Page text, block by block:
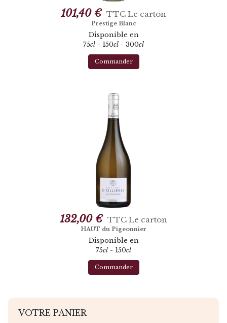
101,40 € TTC Le carton
Prestige Blanc
Disponible en
75cl - 150cl - 300cl
Commander
132,00 € TTC Le carton
HAUT du Pigeonnier
Disponible en
75cl - 150cl
Commander
VOTRE PANIER